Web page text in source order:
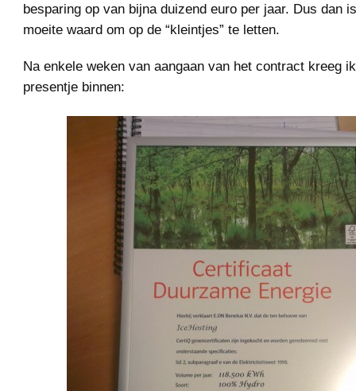
besparing op van bijna duizend euro per jaar. Dus dan
moeite waard om op de “kleintjes” te letten.
Na enkele weken van aangaan van het contract kreeg
presentje binnen: